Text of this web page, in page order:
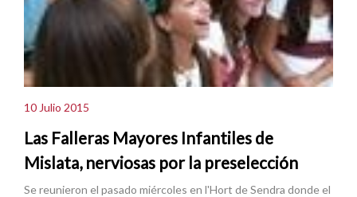
10 Julio 2015
Las Falleras Mayores Infantiles de
Mislata, nerviosas por la preselección
Se reunieron el pasado miércoles en l'Hort de Sendra donde el